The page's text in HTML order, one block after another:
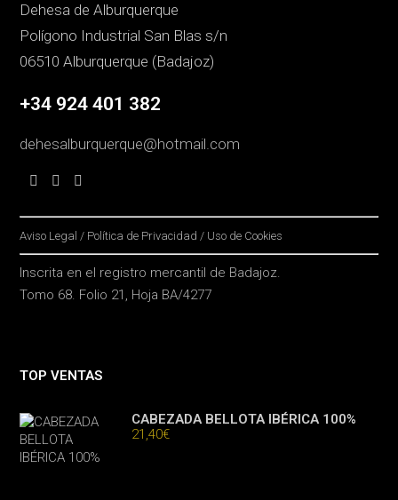
Dehesa de Alburquerque
Polígono Industrial San Blas s/n
06510 Alburquerque (Badajoz)
+34 924 401 382
dehesalburquerque@hotmail.com
Aviso Legal / Política de Privacidad / Uso de Cookies
Inscrita en el registro mercantil de Badajoz.
Tomo 68. Folio 21, Hoja BA/4277
TOP VENTAS
CABEZADA BELLOTA IBÉRICA 100%
21,40€